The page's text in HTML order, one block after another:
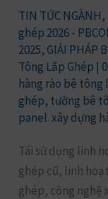
TIN TỨC NGÀNH,
ghép 2026 -
2025, GIẢI PHÁP
Tông Lắp Ghép |
hàng rào bê tông
ghép, tường bê
panel. xây dựng
Tái sử dụng linh
ghép cũ, linh
ghép, công nghệ
Làm
Tường
Chắn
Đất
Lắp
Ghép
3m6
Trong
4
Ngày